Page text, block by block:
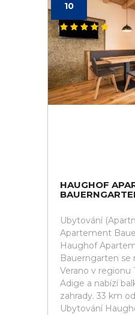
10
HAUGHOF
Ubytování
Apartement
Haughof
Bauerngarten se
Verano v regionu
Adige a nabízí
zahrady. 33 km
Ubytování